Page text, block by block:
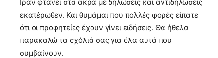
Ιράν φτάνει στα άκρα με δηλώσεις και αντιδηλώσεις
εκατέρωθεν. Και θυμάμαι που πολλές φορές είπατε
ότι οι προφητείες έχουν γίνει ειδήσεις. Θα ήθελα
παρακαλώ τα σχόλιά σας για όλα αυτά που
συμβαίνουν.